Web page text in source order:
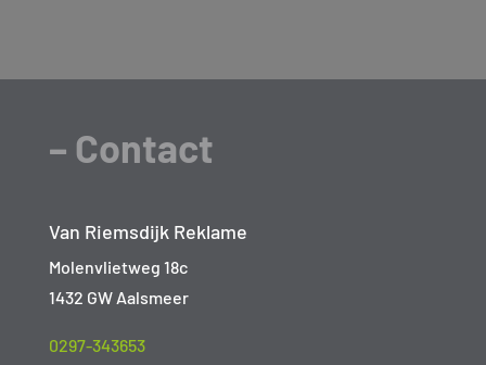
– Contact
Van Riemsdijk Reklame
Molenvlietweg 18c
1432 GW Aalsmeer
0297-343653